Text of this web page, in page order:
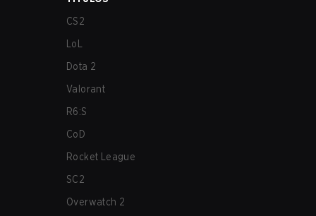
CS2
LoL
Dota 2
Valorant
R6:S
CoD
Rocket League
SC2
Overwatch 2